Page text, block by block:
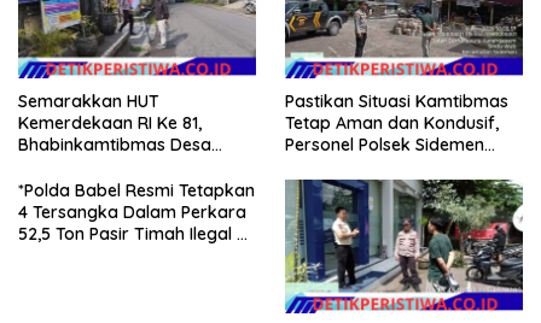
Semarakkan HUT
Kemerdekaan RI Ke 81,
Bhabinkamtibmas Desa
Warganya Kibarkan Bendera
Merah Putih
Pastikan Situasi Kamtibmas
Tetap Aman dan Kondusif,
Personel Polsek Sidemen
*Polda Babel Resmi Tetapkan
4 Tersangka Dalam Perkara
52,5 Ton Pasir Timah Ilegal Di